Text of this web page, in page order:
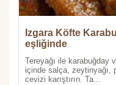
Izgara Köfte
eşliğinde
Tereyağı ile karabuğday
içinde salça, zeytinyağı,
cevizi karıştırın. Ta...